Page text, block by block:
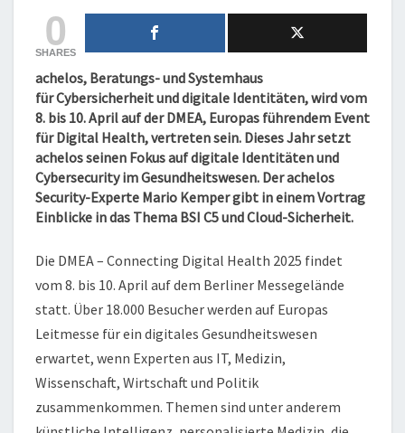
0
SHARES
achelos, Beratungs- und Systemhaus
für Cybersicherheit und digitale Identitäten,wird vom
8. bis 10. April auf der DMEA, Europas führendem Event
für Digital Health, vertreten sein. Dieses Jahr setzt
achelos seinen Fokus auf digitale Identitäten und
Cybersecurity im Gesundheitswesen. Der achelos
Security-Experte Mario Kemper gibt in einem Vortrag
Einblicke in das Thema BSI C5 und Cloud-Sicherheit.
Die DMEA – Connecting Digital Health 2025 findet
vom 8. bis 10. April auf dem Berliner Messegelände
statt. Über 18.000 Besucher werden auf Europas
Leitmesse für ein digitales Gesundheitswesen
erwartet, wenn Experten aus IT, Medizin,
Wissenschaft, Wirtschaft und Politik
zusammenkommen. Themen sind unter anderem